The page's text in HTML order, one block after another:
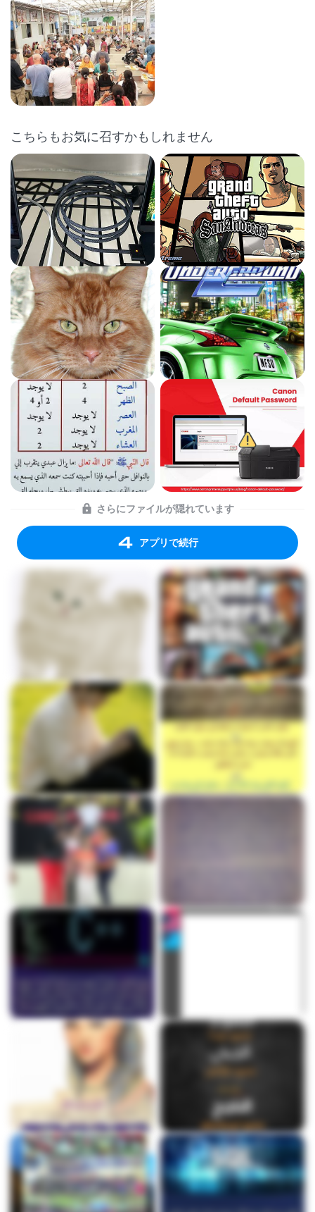
こちらもお気に召すかもしれません
さらにファイルが隠れています
アプリで続行